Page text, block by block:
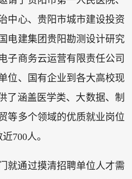
中心、贵阳市城市建设投资
电建集团贵阳勘测设计研究
子商务云运营有限责任公司
位、国有企业到各大高校现
了涵盖医学类、大数据、制
等多个领域的优质就业岗位
700人。
就通过摸清招聘单位人才需